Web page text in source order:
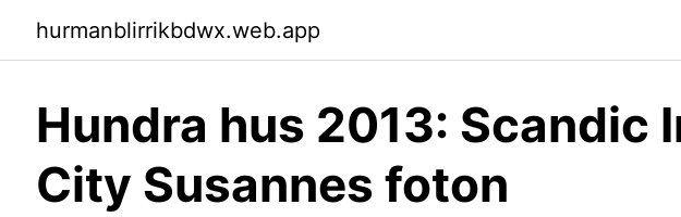
hurmanblirrikbdwx.web.app
Hundra hus 2013: Scandic
City Susannes foton